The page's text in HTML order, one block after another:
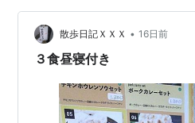
こあるし、ビールが美味しい
た。内容はカレー（ベジタブル
ップ、パパド、ご飯、サラダ。
ブル…
散歩日記ＸＸＸ • 16日前
３食昼寝付き